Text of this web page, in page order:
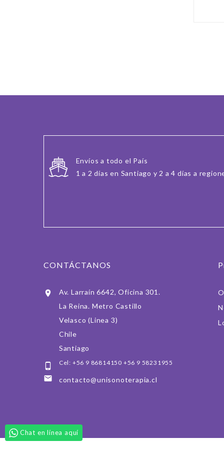
Chat en línea aquí
Envíos a todo el País
1 a 2 días en Santiago y 2 a 4 días a
CONTÁCTANOS

Av. Larraín 6642, Oficina 301.
La Reina. Metro Castillo
Velasco (Linea 3)
Chile
Santiago
 Cel: +56 9 86814150 +56 9 58231955
 contacto@unisonoterapia.cl